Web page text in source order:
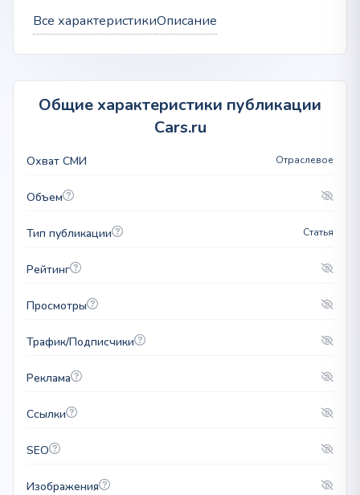
Все характеристикиОписание
Общие характеристики публикации
Cars.ru
Охват СМИ Отраслевое
Объем
Тип публикации Статья
Рейтинг
Просмотры
Трафик/Подписчики
Реклама
Ссылки
SEO
Изображения